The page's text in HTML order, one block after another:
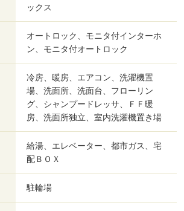
ックス
オートロック、モニタ付インターホ
ン、モニタ付オートロック
冷房、暖房、エアコン、洗濯機置
場、洗面所、洗面台、フローリン
グ、シャンプードレッサ、ＦＦ暖
房、洗面所独立、室内洗濯機置き場
給湯、エレベーター、都市ガス、宅
配ＢＯＸ
駐輪場